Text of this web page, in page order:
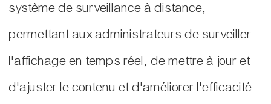
système de surveillance à distance,
permettant aux administrateurs de surveiller
l'affichage en temps réel, de mettre à jour et
d'ajuster le contenu et d'améliorer l'efficacité